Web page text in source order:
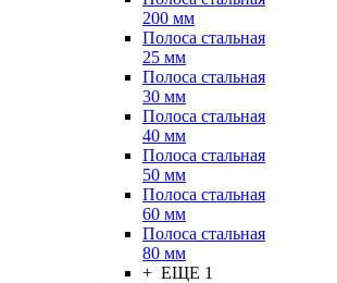
200 мм
Полоса стальная
25 мм
Полоса стальная
30 мм
Полоса стальная
40 мм
Полоса стальная
50 мм
Полоса стальная
60 мм
Полоса стальная
80 мм
+ ЕЩЕ 1